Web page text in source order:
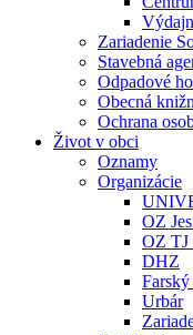
Zariadenie
Stavebná
Odpadové
Obecná
Ochrana
Život v obci
Oznamy
Organizácie
OZ
OZ TJ
DHZ
Farský
Urbár